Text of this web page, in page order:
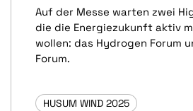
Auf der Messe warten zwei
die die Energiezukunft aktiv
wollen: das Hydrogen Forum
Forum.
HUSUM WIND 2025